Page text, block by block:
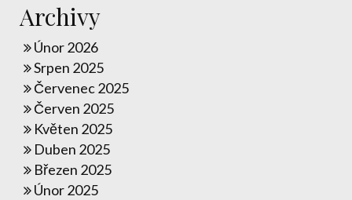
Archivy
Únor 2026
Srpen 2025
Červenec 2025
Červen 2025
Květen 2025
Duben 2025
Březen 2025
Únor 2025